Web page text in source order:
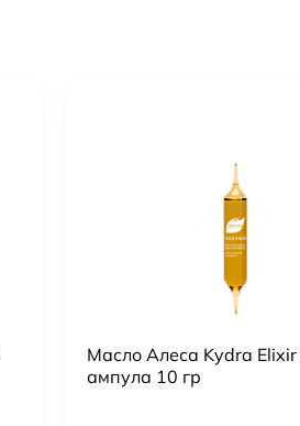
Масло Алеса Kydra
ампула 10 гр